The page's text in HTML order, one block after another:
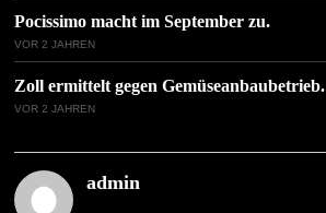
Pocissimo macht im September zu.
VOR 2 JAHREN
Zoll ermittelt gegen Gemüseanbaubetrieb.
VOR 2 JAHREN
admin